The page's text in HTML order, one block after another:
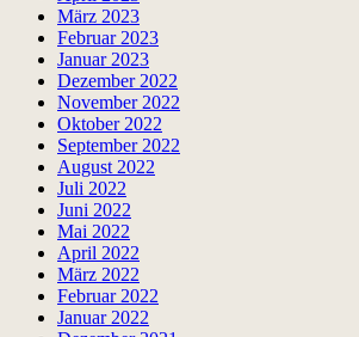
März 2023
Februar 2023
Januar 2023
Dezember 2022
November 2022
Oktober 2022
September 2022
August 2022
Juli 2022
Juni 2022
Mai 2022
April 2022
März 2022
Februar 2022
Januar 2022